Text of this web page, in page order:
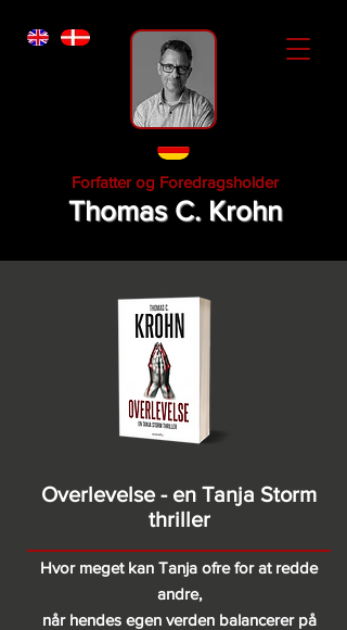
Forfatter og Foredragsholder
Thomas C. Krohn
Overlevelse - en Tanja Storm
thriller
Hvor meget kan Tanja ofre for at redde
andre,
når hendes egen verden balancerer på